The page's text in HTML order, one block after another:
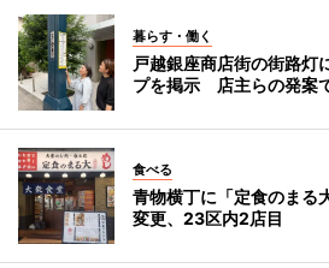
暮らす・働く
戸越銀座商店街の街路灯
プを掲示 店主らの発案
食べる
青物横丁に「定食のま
変更、23区内2店目